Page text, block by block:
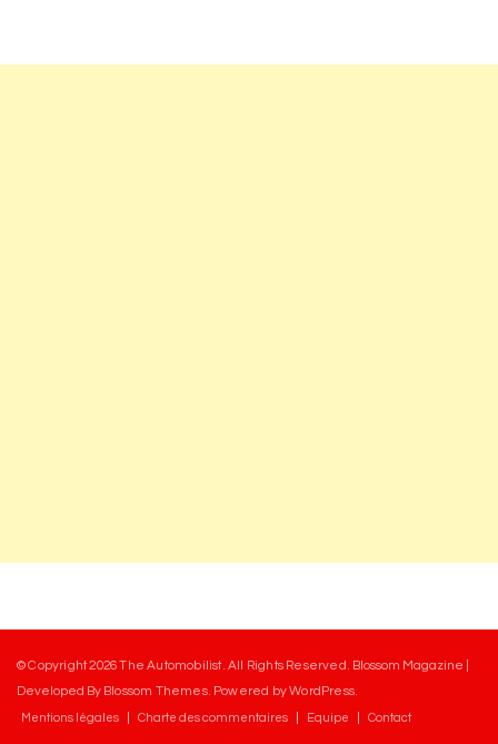
© Copyright 2026The Automobilist. All Rights Reserved. Blossom Magazine |
Developed By Blossom Themes. Powered byWordPress
Mentions légales Charte des commentaires Equipe Contact